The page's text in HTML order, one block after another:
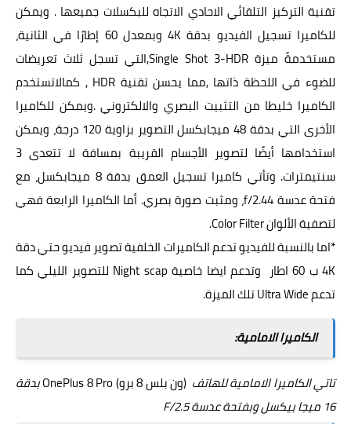
تقنية التركيز التلقائي الاحادي الاتجاه للبكسلات جميعها . ويمكن
للكاميرا تسجيل الفيديو بدقة 4K وبمعدل 60 إطارًا في الثانية،
مستخدمةً ميزة Single Shot 3-HDR,التي تسجل ثلاث تعريضات
للضوء في اللحظة ذاتها ,مما يحسن تقنية HDR , كمالاتستخدم
الكاميرا خليطا من التثبيت البصري والالكتروني .ويمكن للكاميرا
الأخرى التي بدقة 48 ميجابكسل التصوير بزاوية 120 درجة، ويمكن
استخدامها أيضًا لتصوير الأجسام القريبة بمسافة لا تتعدى 3
سنتيمترات. وتأتي كاميرا تسجيل العمق بدقة 8 ميجابكسل، مع
فتحة عدسة f/2.44، ومثبت صورة بصري. أما الكاميرا الرابعة فهي
لتصفية الألوان Color Filter.
*اما بالنسبة للفيديو تدعم الكاميرات الخلفية تصوير فيديو حتي دقة
4K ب 60 اطار وتدعم ايضا خاصية Night scap للتصوير الليلي كما
تدعم Ultra Wide تلك الميزة.
الكاميرا الامامية:
تاتي الكاميرا الامامية للهاتف (ون بلس 8 برو) OnePlus 8 Pro
بدقة
16 ميجا بيكسل وبفتحة عدسة F/2.5